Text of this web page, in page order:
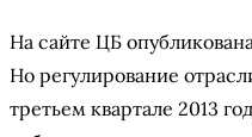
На сайте ЦБ
Но регулирование
третьем квартале 2013